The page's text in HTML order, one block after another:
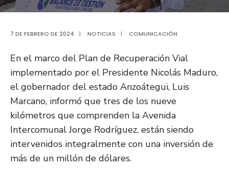
7 DE FEBRERO DE 2024 | NOTICIAS | COMUNICACIÓN
En el marco del Plan de Recuperación Vial
implementado por el Presidente Nicolás Maduro,
el gobernador del estado Anzoátegui, Luis
Marcano, informó que tres de los nueve
kilómetros que comprenden la Avenida
Intercomunal Jorge Rodríguez, están siendo
intervenidos integralmente con una inversión de
más de un millón de dólares.